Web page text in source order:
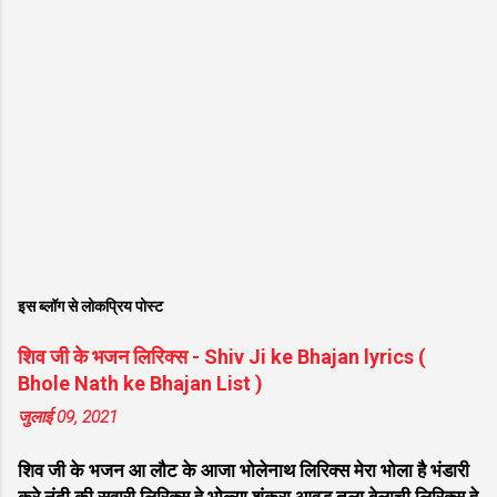
इस ब्लॉग से लोकप्रिय पोस्ट
शिव जी के भजन लिरिक्स - Shiv Ji ke Bhajan lyrics (
Bhole Nath ke Bhajan List )
जुलाई 09, 2021
शिव जी के भजन आ लौट के आजा भोलेनाथ लिरिक्स मेरा भोला है भंडारी